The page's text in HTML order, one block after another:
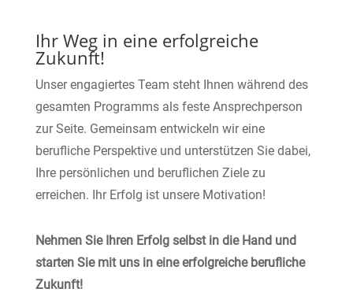
Ihr Weg in eine erfolgreiche
Zukunft!
Unser engagiertes Team steht Ihnen während des
gesamten Programms als feste Ansprechperson
zur Seite. Gemeinsam entwickeln wir eine
berufliche Perspektive und unterstützen Sie dabei,
Ihre persönlichen und beruflichen Ziele zu
erreichen. Ihr Erfolg ist unsere Motivation!
Nehmen Sie Ihren Erfolg selbst in die Hand und
starten Sie mit uns in eine erfolgreiche berufliche
Zukunft!